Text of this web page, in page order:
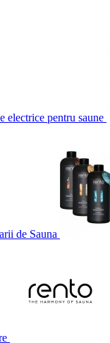
electrice pentru saune
de Sauna